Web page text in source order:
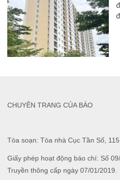
Tòa soạn: Tòa nhà Cục Tần Số,
Giấy phép hoạt động báo chí: Số
Truyền thông cấp ngày 07/01/2019.
CHUYÊN TRANG CỦA BÁO